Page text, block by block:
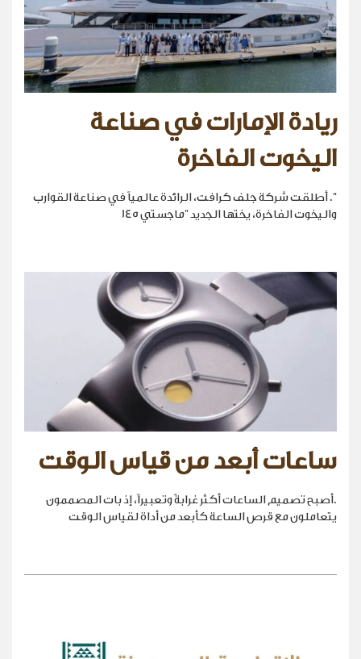
ريادة الإمارات في صناعة
اليخوت الفاخرة
". أطلقت شركة جلف كرافت، الرائدة عالمياً في صناعة القوارب
واليخوت الفاخرة، يختها الجديد "ماجستي 145
ساعات أبعد من قياس الوقت
.أصبح تصميم الساعات أكثر غرابةً وتعبيراً، إذ بات المصممون
يتعاملون مع قرص الساعة كأبعد من أداة لقياس الوقت